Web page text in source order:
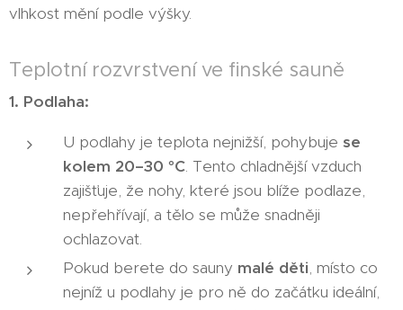
vlhkost mění podle výšky.
Teplotní rozvrstvení ve finské sauně
1. Podlaha:
U podlahy je teplota nejnižší, pohybuje se
kolem 20–30 °C. Tento chladnější vzduch
zajišťuje, že nohy, které jsou blíže podlaze,
nepřehřívají, a tělo se může snadněji
ochlazovat.
Pokud berete do sauny malé děti, místo co
nejníž u podlahy je pro ně do začátku ideální,